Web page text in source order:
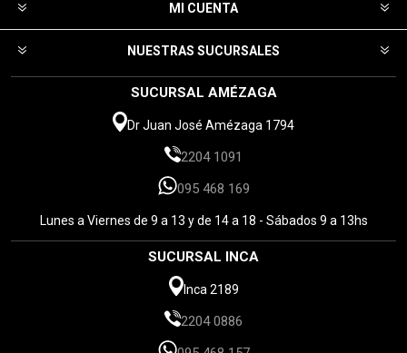
MI CUENTA
NUESTRAS SUCURSALES
SUCURSAL AMÉZAGA
Dr Juan José Amézaga 1794
2204 1091
095 468 169
Lunes a Viernes de 9 a 13 y de 14 a 18 - Sábados 9 a 13hs
SUCURSAL INCA
Inca 2189
2204 0886